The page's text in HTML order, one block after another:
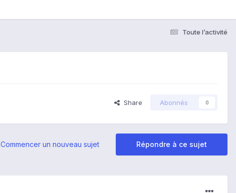
Toute l’activité
Share Abonnés 0
Répondre à ce sujet
Commencer un nouveau sujet